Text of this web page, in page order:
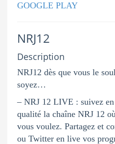
GOOGLE PLAY
NRJ12
Description
NRJ12 dès que vous le
soyez…
– NRJ 12 LIVE : suivez
qualité la chaîne NRJ 12
vous voulez. Partagez et
ou Twitter en live vos